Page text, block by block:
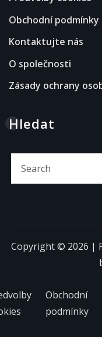
Obchodní podmínky
Kontaktujte nás
O společnosti
Zásady ochrany
Hledat
Copyright © 2026 |
Obchodní
podmínky